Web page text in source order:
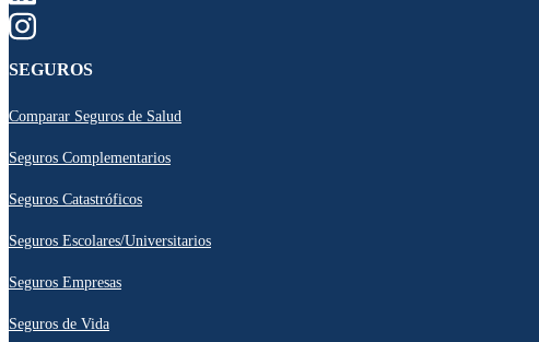
SEGUROS
Comparar Seguros de Salud
Seguros Complementarios
Seguros Catastróficos
Seguros Escolares/Universitarios
Seguros Empresas
Seguros de Vida